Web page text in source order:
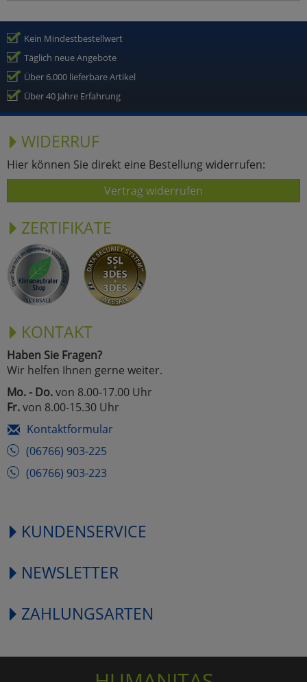
Kein Mindestbestellwert
Täglich neue Angebote
Über 6.000 lieferbare Artikel
Über 40 Jahre Erfahrung
WIDERRUF
Hier können Sie direkt eine Bestellung widerrufen:
Vertrag widerrufen
ZERTIFIKATE
KONTAKT
Haben Sie Fragen?
Wir helfen Ihnen gerne weiter.
Mo. - Do.von 8.00-17.00 Uhr
Fr.von 8.00-15.30 Uhr
Kontaktformular
(06766) 903-225
(06766) 903-223
KUNDENSERVICE
NEWSLETTER
ZAHLUNGSARTEN